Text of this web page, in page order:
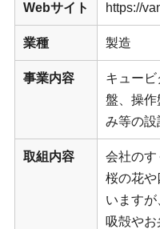
Webサイト https://
業種 製造
事業内容
キュー
盤、操作
み等の設
取組内容
会社のす
桜の花や
います
吸殻や